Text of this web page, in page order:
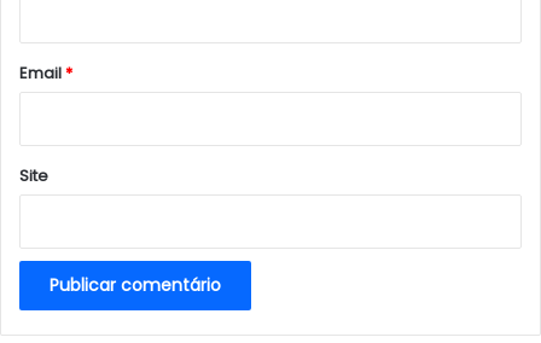
*
Email*
Site